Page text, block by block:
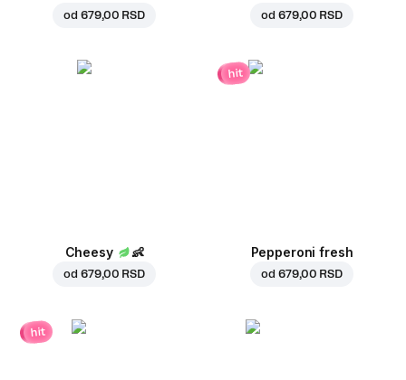
od 679,00 RSD od 679,00 RSD
Cheesy 👶
od 679,00 RSD
hit
Pepperoni fresh
od 679,00 RSD
hit